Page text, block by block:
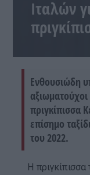
Ιταλών
Ενθουσιώδη
πριγκίπισσα
επίσημο
του 2022.
Η πριγκίπισσα